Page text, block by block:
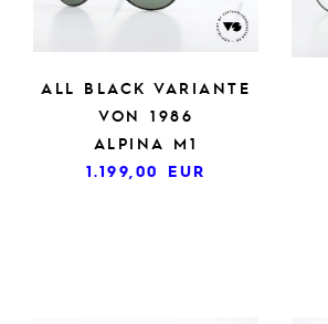
ALL BLACK VARIANTE
VON 1986
ALPINA M1
1.199,00 EUR